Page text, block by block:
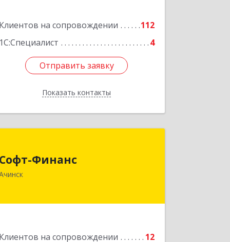
Клиентов на сопровождении
112
1С:Специалист
4
Отправить заявку
Показать контакты
Отправить заявку
Назад
Софт-Финанс
Клиентов на сопровождении 12
662150, Красноярский край, Ачинск г,
Подробнее